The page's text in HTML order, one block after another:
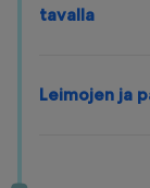
tavalla
Leimojen ja